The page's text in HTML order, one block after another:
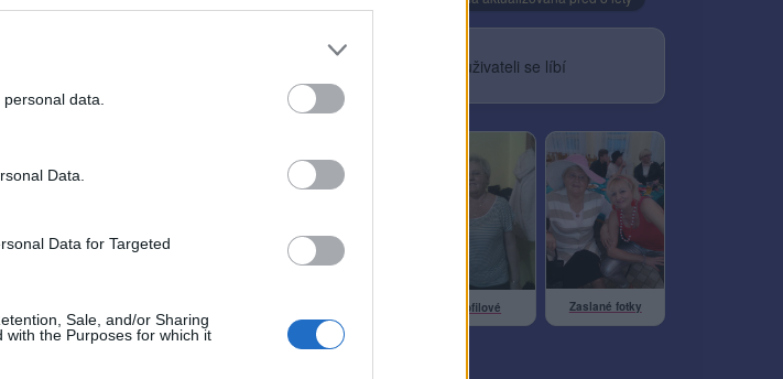
data.
Data.
Data for Targeted
Sale, and/or Sharing
the Purposes for which it
uživateli se líbí
Profilové Zaslané fotky